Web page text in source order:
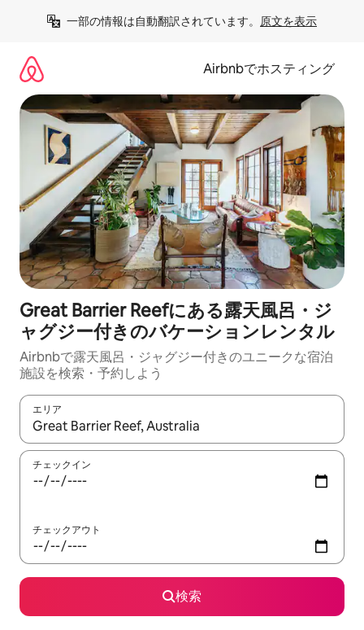
一部の情報は自動翻訳されています。 原文を表示
Airbnbでホスティング
Great Barrier Reefにある露天風呂・ジ
ャグジー付きのバケーションレンタル
Airbnbで露天風呂・ジャグジー付きのユニークな宿泊
施設を検索・予約しよう
エリア
検索結果が表示されたら、上下の矢印キーを使って移動するか
チェックイン
チェックアウト
検索